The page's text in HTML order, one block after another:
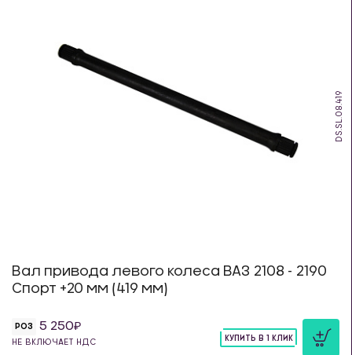
DS.SL.08.419
Вал привода левого колеса ВАЗ 2108 - 2190
Спорт +20 мм (419 мм)
РОЗ 5 250
НЕ ВКЛЮЧАЕТ НДС
КУПИТЬ В 1 КЛИК